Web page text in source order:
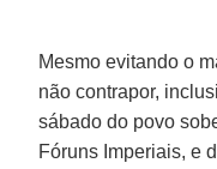
Mesmo evitando o
não contrapor,
sábado do povo
Fóruns Imperiais, e